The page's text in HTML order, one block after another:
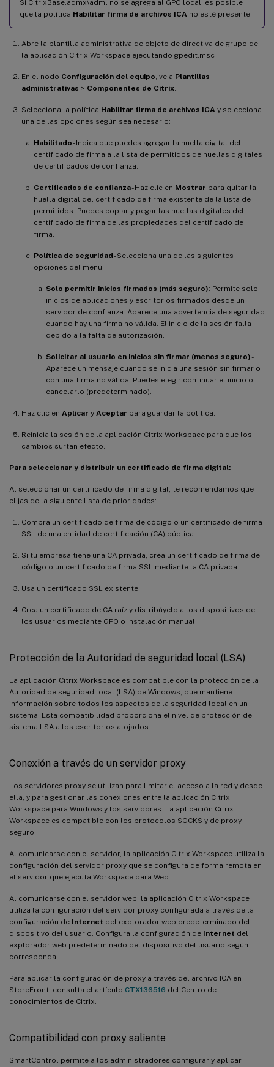
Si CitrixBase.admx\adml no se agrega al GPO local, es posible
que la política Habilitar firma de archivos ICA no esté presente.
Abre la plantilla administrativa de objeto de directiva de grupo de
la aplicación Citrix Workspace ejecutando gpedit.msc
En el nodo Configuración del equipo, ve a Plantillas
administrativas > Componentes de Citrix.
Selecciona la política Habilitar firma de archivos ICA y selecciona
una de las opciones según sea necesario:
Habilitado- Indica que puedes agregar la huella digital del
certificado de firma a la lista de permitidos de huellas digitales
de certificados de confianza.
Certificados de confianza- Haz clic en Mostrar para quitar la
huella digital del certificado de firma existente de la lista de
permitidos. Puedes copiar y pegar las huellas digitales del
certificado de firma de las propiedades del certificado de
firma.
Política de seguridad- Selecciona una de las siguientes
opciones del menú.
Solo permitir inicios firmados (más seguro): Permite solo
inicios de aplicaciones y escritorios firmados desde un
servidor de confianza. Aparece una advertencia de seguridad
cuando hay una firma no válida. El inicio de la sesión falla
debido a la falta de autorización.
Solicitar al usuario en inicios sin firmar (menos seguro)-
Aparece un mensaje cuando se inicia una sesión sin firmar o
con una firma no válida. Puedes elegir continuar el inicio o
cancelarlo (predeterminado).
Haz clic en Aplicar y Aceptar para guardar la política.
Reinicia la sesión de la aplicación Citrix Workspace para que los
cambios surtan efecto.
Para seleccionar y distribuir un certificado de firma digital:
Al seleccionar un certificado de firma digital, te recomendamos que
elijas de la siguiente lista de prioridades:
Compra un certificado de firma de código o un certificado de firma
SSL de una entidad de certificación (CA) pública.
Si tu empresa tiene una CA privada, crea un certificado de firma de
código o un certificado de firma SSL mediante la CA privada.
Usa un certificado SSL existente.
Crea un certificado de CA raíz y distribúyelo a los dispositivos de
los usuarios mediante GPO o instalación manual.
Protección de la Autoridad de seguridad local (LSA)
La aplicación Citrix Workspace es compatible con la protección de la
Autoridad de seguridad local (LSA) de Windows, que mantiene
información sobre todos los aspectos de la seguridad local en un
sistema. Esta compatibilidad proporciona el nivel de protección de
sistema LSA a los escritorios alojados.
Conexión a través de un servidor proxy
Los servidores proxy se utilizan para limitar el acceso a la red y desde
ella, y para gestionar las conexiones entre la aplicación Citrix
Workspace para Windows y los servidores. La aplicación Citrix
Workspace es compatible con los protocolos SOCKS y de proxy
seguro.
Al comunicarse con el servidor, la aplicación Citrix Workspace utiliza la
configuración del servidor proxy que se configura de forma remota en
el servidor que ejecuta Workspace para Web.
Al comunicarse con el servidor web, la aplicación Citrix Workspace
utiliza la configuración del servidor proxy configurada a través de la
configuración de Internet del explorador web predeterminado del
dispositivo del usuario. Configura la configuración de Internet del
explorador web predeterminado del dispositivo del usuario según
corresponda.
Para aplicar la configuración de proxy a través del archivo ICA en
StoreFront, consulta el artículo CTX136516 del Centro de
conocimientos de Citrix.
Compatibilidad con proxy saliente
SmartControl permite a los administradores configurar y aplicar